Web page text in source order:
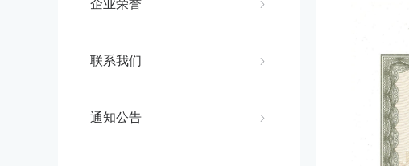
企业荣誉
联系我们
通知公告